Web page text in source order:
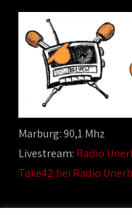
Marburg: 90,1 Mhz
Livestream: Radio
Take42 bei Radio